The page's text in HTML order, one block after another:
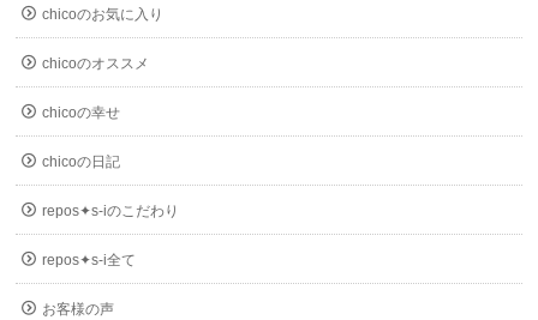
chicoのお気に入り
chicoのオススメ
chicoの幸せ
chicoの日記
repos✦s-iのこだわり
repos✦s-i全て
お客様の声